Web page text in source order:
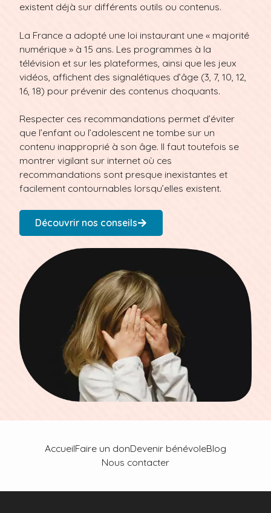
existent déjà sur différents outils ou contenus.
La France a adopté une loi instaurant une « majorité
numérique » à 15 ans. Les programmes à la
télévision et sur les plateformes, ainsi que les jeux
vidéos, affichent des signalétiques d’âge (3, 7, 10, 12,
16, 18) pour prévenir des contenus choquants.
Respecter ces recommandations permet d’éviter
que l’enfant ou l’adolescent ne tombe sur un
contenu inapproprié à son âge. Il faut toutefois se
montrer vigilant sur internet où ces
recommandations sont presque inexistantes et
facilement contournables lorsqu’elles existent.
Découvrir nos conseils
AccueilFaire un donDevenir bénévoleBlog
Nous contacter